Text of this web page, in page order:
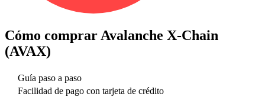
Cómo comprar Avalanche X-Chain
(AVAX)
Guía paso a paso
Facilidad de pago con tarjeta de crédito